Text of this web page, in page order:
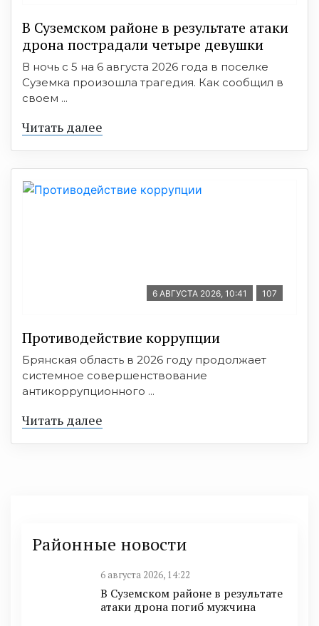
В Суземском районе в результате атаки
дрона пострадали четыре девушки
В ночь с 5 на 6 августа 2026 года в поселке
Суземка произошла трагедия. Как сообщил в
своем ...
Читать далее
6 АВГУСТА 2026, 10:41 107
Противодействие коррупции
Брянская область в 2026 году продолжает
системное совершенствование
антикоррупционного ...
Читать далее
Районные новости
6 августа 2026, 14:22
В Суземском районе в результате
атаки дрона погиб мужчина